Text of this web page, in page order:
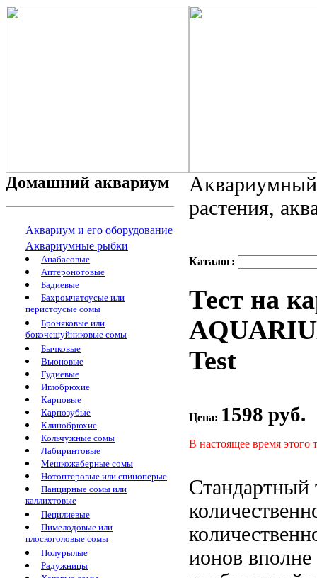
Домашний аквариум
Аквариум и его оборудование
Аквариумные рыбки
Анабасовые
Аптеронотовые
Бадиевые
Бахромчатоусые или
перистоусые сомы
Броняковые или
бокочешуйниковые сомы
Бычковые
Вьюновые
Гудиевые
Иглобрюхие
Карповые
Карпозубые
Клинобрюхие
Кольчужные сомы
Лабиринтовые
Мешкожаберные сомы
Нотоптеровые или спиноперые
Панцирные сомы или
каллихтовые
Пецилиевые
Пимелодовые или
плоскоголовые сомы
Полурылые
Радужницы
растения,
Каталог:
Тест на
Test
Цена: 1598 руб.
В настоящее время этого
Стандартный
ионов вполне